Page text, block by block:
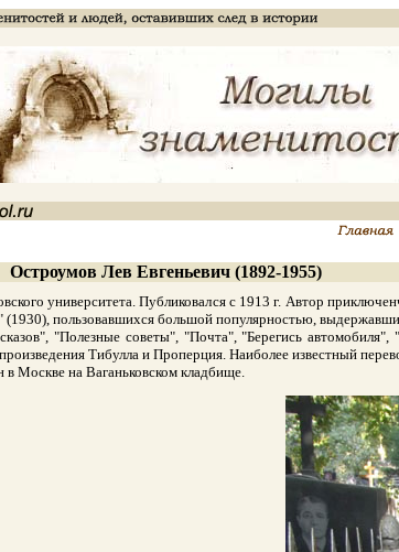
Остроумов Лев Евгеньевич (1892-1955)
университета. Публиковался с 1913 г. Автор
пользовавшихся большой популярностью,
"Полезные советы", "Почта", "Берегись
Тибулла и Проперция. Наиболее известный
Москве на Ваганьковском кладбище.